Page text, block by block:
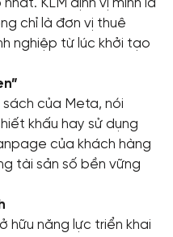
KLM định vị mình là
chỉ là đơn vị thuê
nghiệp từ lúc khởi tạo
của Meta, nói
khấu hay sử dụng
của khách hàng
tài sản số bền vững
hữu năng lực triển khai